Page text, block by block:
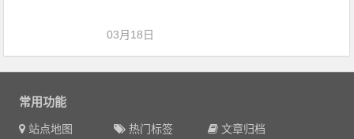
03月18日
常用功能
站点地图 热门标签
文章归档